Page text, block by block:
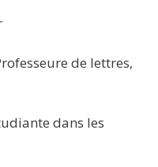
de lettres,
dans les